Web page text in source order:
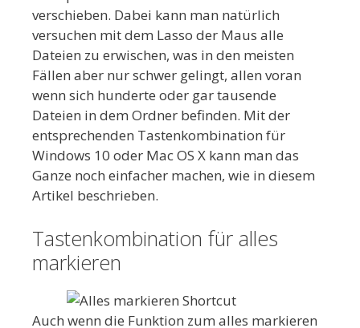
verschieben. Dabei kann man natürlich
versuchen mit dem Lasso der Maus alle
Dateien zu erwischen, was in den meisten
Fällen aber nur schwer gelingt, allen voran
wenn sich hunderte oder gar tausende
Dateien in dem Ordner befinden. Mit der
entsprechenden Tastenkombination für
Windows 10 oder Mac OS X kann man das
Ganze noch einfacher machen, wie in diesem
Artikel beschrieben.
Tastenkombination für alles
markieren
Auch wenn die Funktion zum alles markieren